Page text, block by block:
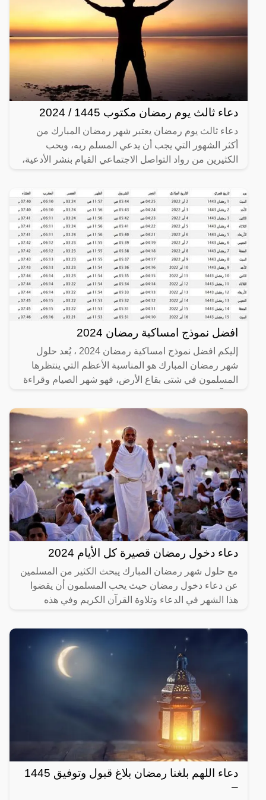
دعاء ثالث يوم رمضان مكتوب 1445 / 2024
دعاء ثالث يوم رمضان يعتبر شهر رمضان المبارك من
أكثر الشهور التي يجب أن يدعي المسلم ربه، ويحب
الكثيرين من رواد التواصل الاجتماعي القيام بنشر الأدعية،
افضل نموذج امساكية رمضان 2024
إليكم افضل نموذج امساكية رمضان 2024 ، يُعد حلول
شهر رمضان المبارك هو المناسبة الأعظم التي ينتظرها
المسلمون في شتى بقاع الأرض، فهو شهر الصيام وقراءة
دعاء دخول رمضان قصيرة كل الأيام 2024
مع حلول شهر رمضان المبارك يبحث الكثير من المسلمين
عن دعاء دخول رمضان حيث يحب المسلمون أن يقضوا
هذا الشهر في الدعاء وتلاوة القرآن الكريم وفي هذه
دعاء اللهم بلغنا رمضان بلاغ قبول وتوفيق 1445
–